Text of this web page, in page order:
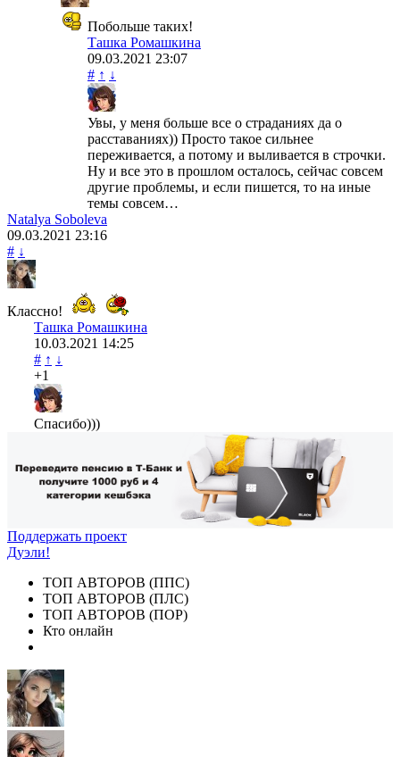
Побольше таких!
Ташка Ромашкина
09.03.2021 23:07
# ↑ ↓
Увы, у меня больше все о страданиях да о
расставаниях)) Просто такое сильнее
переживается, а потому и выливается в строчки.
Ну и все это в прошлом осталось, сейчас совсем
другие проблемы, и если пишется, то на иные
темы совсем…
Natalya Soboleva
09.03.2021 23:16
# ↓
Классно!
Ташка Ромашкина
10.03.2021 14:25
# ↑ ↓
+1
Спасибо)))
Поддержать проект
Дуэли!
ТОП АВТОРОВ (ППС)
ТОП АВТОРОВ (ПЛС)
ТОП АВТОРОВ (ПОР)
Кто онлайн